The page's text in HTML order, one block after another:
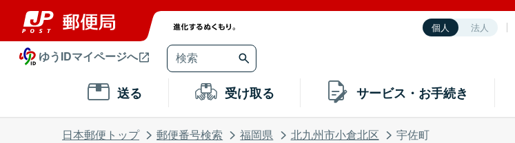
個人 法人
ゆうIDマイページへ
送る 受け取る サービス・お手続き
日本郵便トップ 郵便番号検索 福岡県 北九州市小倉北区 宇佐町